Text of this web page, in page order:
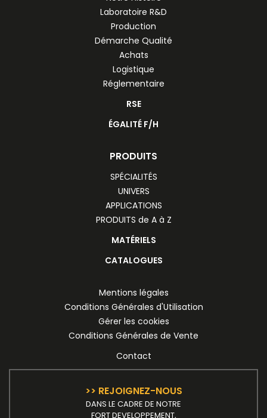
Laboratoire R&D
Production
Démarche Qualité
Achats
Logistique
Réglementaire
RSE
ÉGALITÉ F/H
PRODUITS
SPÉCIALITÉS
UNIVERS
APPLICATIONS
PRODUITS de A à Z
MATÉRIELS
CATALOGUES
Mentions légales
Conditions Générales d'Utilisation
Gérer les cookies
Conditions Générales de Vente
Contact
>> REJOIGNEZ-NOUS
DANS LE CADRE DE NOTRE
FORT DEVELOPPEMENT,